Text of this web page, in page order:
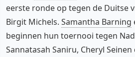
eerste ronde op tegen de Duitse
Birgit Michels. Samantha Barning
beginnen hun toernooi tegen
Sannatasah Saniru, Cheryl